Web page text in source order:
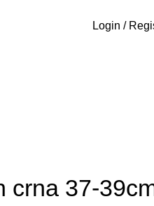
Login /
crna 37-